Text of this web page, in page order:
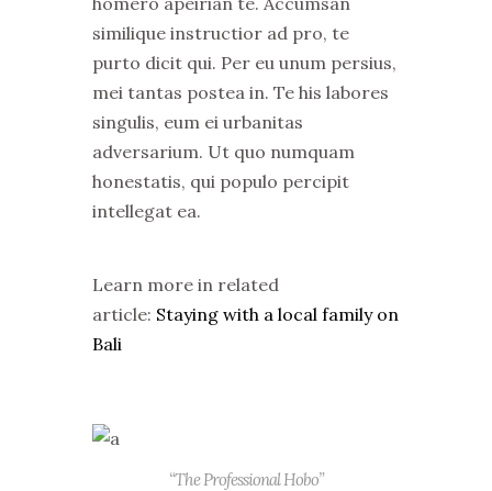
similique instructior ad pro, te
purto dicit qui. Per eu unum persius,
mei tantas postea in. Te his labores
singulis, eum ei urbanitas
adversarium. Ut quo numquam
honestatis, qui populo percipit
intellegat ea.
Learn more in related
article: Staying with a local family on
Bali
“The Professional Hobo”